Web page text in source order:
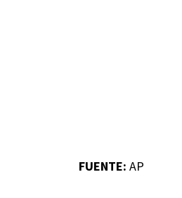
FUENTE: AP